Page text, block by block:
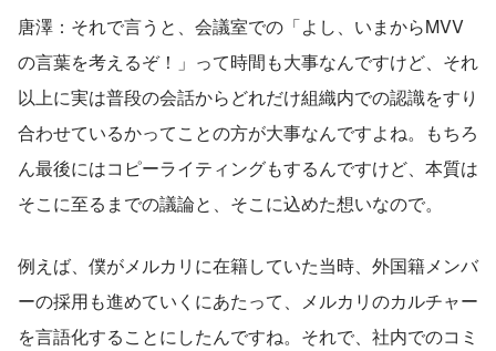
唐澤：それで言うと、会議室での「よし、いまからMVV
の言葉を考えるぞ！」って時間も大事なんですけど、それ
以上に実は普段の会話からどれだけ組織内での認識をすり
合わせているかってことの方が大事なんですよね。もちろ
ん最後にはコピーライティングもするんですけど、本質は
そこに至るまでの議論と、そこに込めた想いなので。
例えば、僕がメルカリに在籍していた当時、外国籍メンバ
ーの採用も進めていくにあたって、メルカリのカルチャー
を言語化することにしたんですね。それで、社内でのコミ